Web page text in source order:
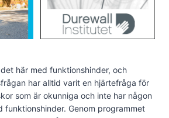
här med funktionshinder, och
har alltid varit en hjärtefråga för
som är okunniga och inte har någon
funktionshinder. Genom programmet